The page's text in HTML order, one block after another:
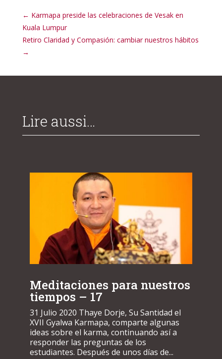
← Karmapa preside las celebraciones de Vesak en
Kuala Lumpur
Retiro Claridad y Compasión: cambiar nuestros hábitos
→
Lire aussi…
Meditaciones para nuestros
tiempos – 17
31 Julio 2020 Thaye Dorje, Su Santidad el
XVII Gyalwa Karmapa, comparte algunas
ideas sobre el karma, continuando así a
responder las preguntas de los
estudiantes. Después de unos días de...